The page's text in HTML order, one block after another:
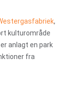
,
kulturområde
anlagt en park
fra